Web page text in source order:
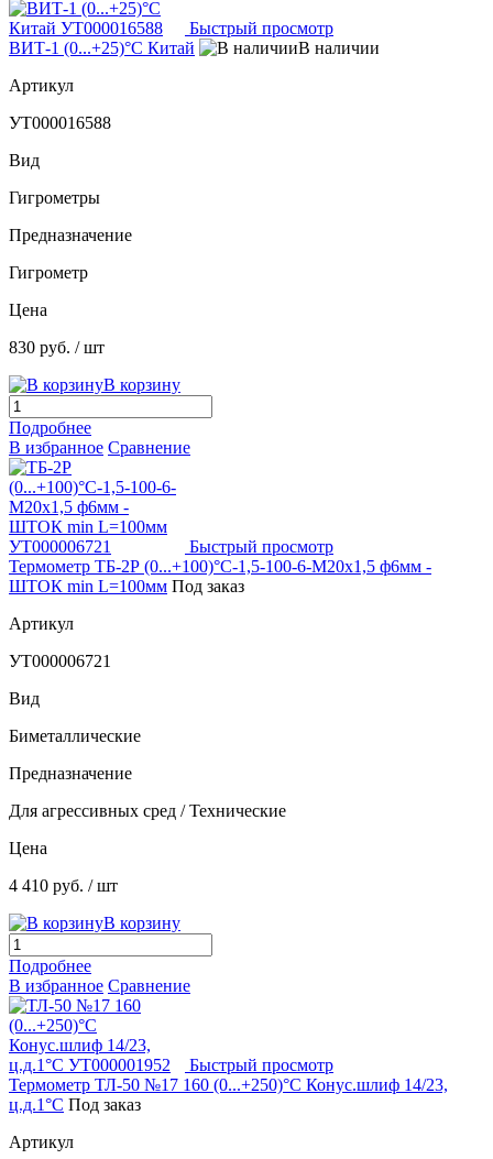
Быстрый просмотр
ВИТ-1 (0...+25)°С Китай
В наличии
Артикул
УТ000016588
Вид
Гигрометры
Предназначение
Гигрометр
Цена
830 руб. / шт
В корзину
Подробнее
В избранное Сравнение
Быстрый просмотр
Термометр ТБ-2Р (0...+100)°С-1,5-100-6-М20х1,5 ф6мм -
ШТОК min L=100мм Под заказ
Артикул
УТ000006721
Вид
Биметаллические
Предназначение
Для агрессивных сред / Технические
Цена
4 410 руб. / шт
В корзину
Подробнее
В избранное Сравнение
Быстрый просмотр
Термометр ТЛ-50 №17 160 (0...+250)°С Конус.шлиф 14/23,
ц.д.1°С Под заказ
Артикул